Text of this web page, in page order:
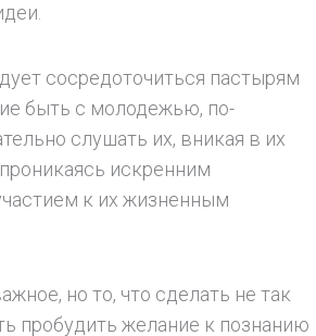
сосредоточиться пастырям
быть с молодежью, по-
слушать их, вникая в их
искренним
к их жизненным
но то, что сделать не так
пробудить желание к познанию